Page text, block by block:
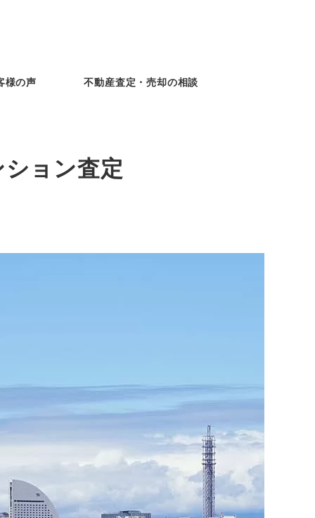
様の声 不動産査定・売却の相談
ョン査定